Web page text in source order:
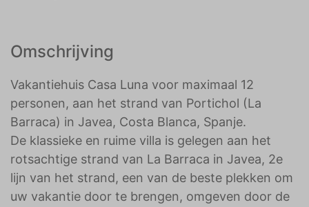
Omschrijving
Vakantiehuis Casa Luna voor maximaal 12
personen, aan het strand van Portichol (La
Barraca) in Javea, Costa Blanca, Spanje.
De klassieke en ruime villa is gelegen aan het
rotsachtige strand van La Barraca in Javea, 2e
lijn van het strand, een van de beste plekken om
uw vakantie door te brengen, omgeven door de